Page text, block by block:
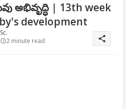
అభివృద్ధి | 13th week
development
2 minute read share